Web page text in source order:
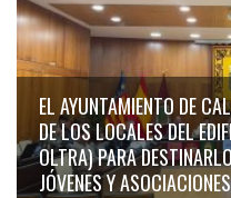
EL AYUNTAMIENTO DE
DE LOS LOCALES DEL
OLTRA) PARA
JÓVENES Y ASOCIACIONES